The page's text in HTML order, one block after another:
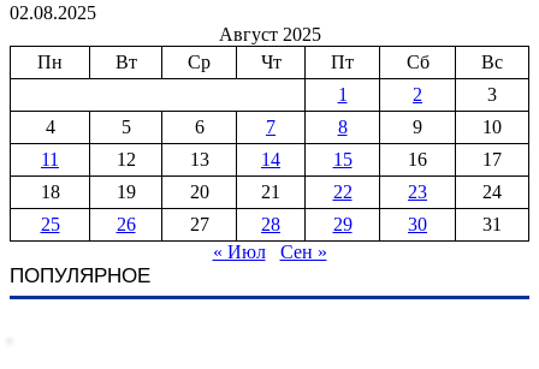
02.08.2025
Август 2025
Пн
Вт Ср Чт Пт Сб
Вс
1
2
3
4
5 6 7 8 9
10
11
12 13 14 15 16
17
18
19 20 21 22 23
24
25
26 27 28 29 30
31
« Июл
Сен »
ПОПУЛЯРНОЕ